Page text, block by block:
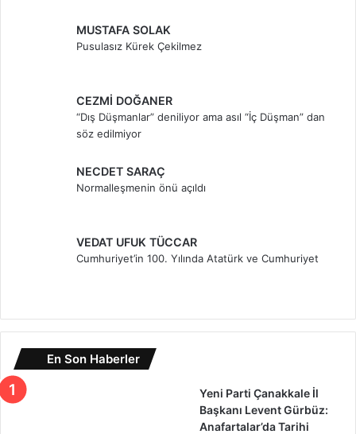
MUSTAFA SOLAK
Pusulasız Kürek Çekilmez
CEZMİ DOĞANER
“Dış Düşmanlar” deniliyor ama asıl “İç Düşman” dan
söz edilmiyor
NECDET SARAÇ
Normalleşmenin önü açıldı
VEDAT UFUK TÜCCAR
Cumhuriyet’in 100. Yılında Atatürk ve Cumhuriyet
En Son Haberler
Yeni Parti Çanakkale İl
Başkanı Levent Gürbüz:
Anafartalar’da Tarihi